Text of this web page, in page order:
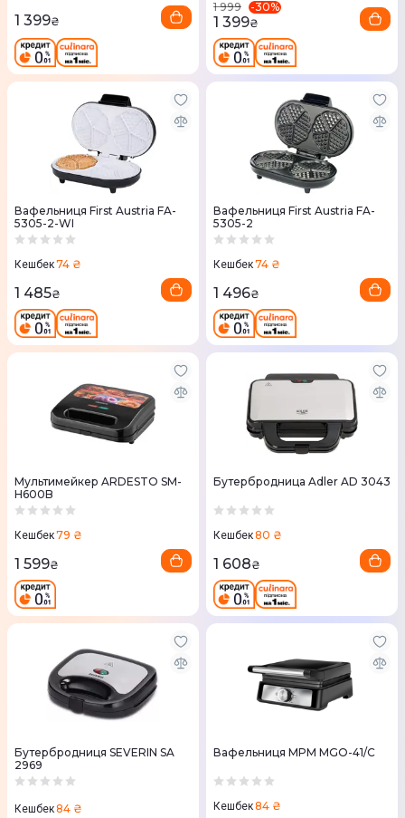
1 399₴
1 999
-30%
1 399₴
Вафельниця First Austria FA-
5305-2-WI
Кешбек74 ₴
1 485₴
Вафельниця First Austria FA-
5305-2
Кешбек74 ₴
1 496₴
Мультимейкер ARDESTO SM-
H600B
Кешбек79 ₴
1 599₴
Бутербродница Adler AD 3043
Кешбек80 ₴
1 608₴
Бутербродниця SEVERIN SA
2969
Кешбек84 ₴
Вафельниця MPM MGO-41/C
Кешбек84 ₴